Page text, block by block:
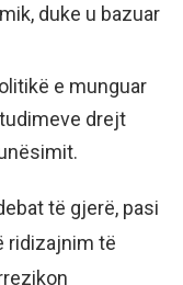
duke u bazuar
e munguar
drejt
të gjerë, pasi
ridizajnim të